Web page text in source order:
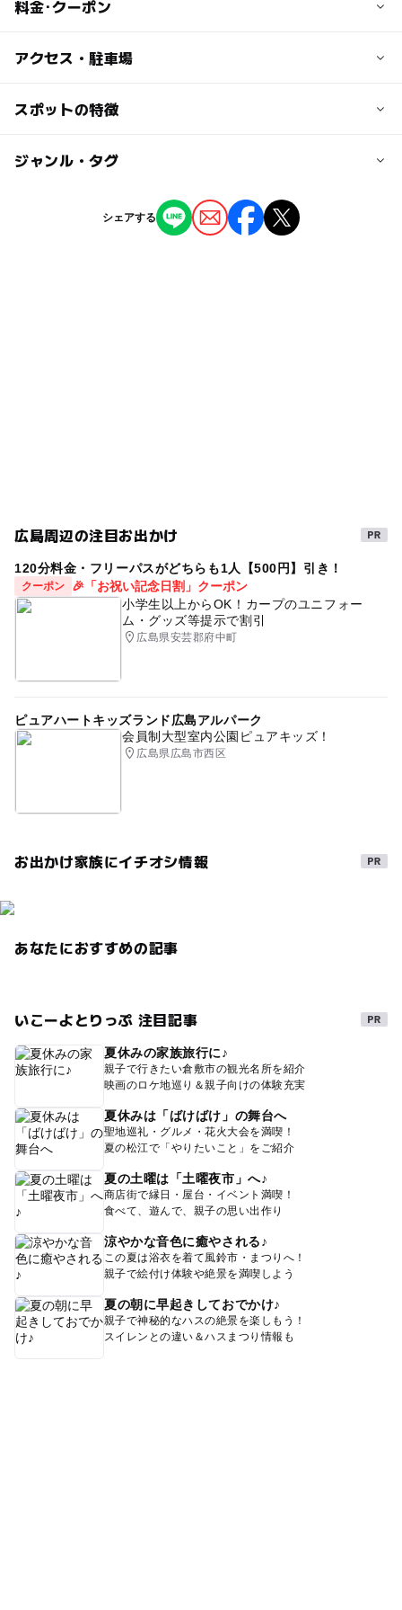
料金･クーポン
子供の料金
アクセス・駐車場
交通アクセス
JR天応駅から徒歩約15分。
スポットの特徴
駐車場あり ー
ー 託児所
ジャンル・タグ
シェアする
広島周辺の注目お出かけ
120分料金・フリーパスがどちらも1人【500円】引き！
クーポン
🎉「お祝い記念日割」クーポン
小学生以上からOK！カープのユニフォー
ム・グッズ等提示で割引
広島県安芸郡府中町
ピュアハートキッズランド広島アルパーク
会員制大型室内公園ピュアキッズ！
広島県広島市西区
お出かけ家族にイチオシ情報
あなたにおすすめの記事
いこーよとりっぷ 注目記事
夏休みの家族旅行に♪
親子で行きたい倉敷市の観光名所を紹介
映画のロケ地巡り＆親子向けの体験充実
夏休みは「ばけばけ」の舞台へ
聖地巡礼・グルメ・花火大会を満喫！
夏の松江で「やりたいこと」をご紹介
夏の土曜は「土曜夜市」へ♪
商店街で縁日・屋台・イベント満喫！
食べて、遊んで、親子の思い出作り
涼やかな音色に癒やされる♪
この夏は浴衣を着て風鈴市・まつりへ！
親子で絵付け体験や絶景を満喫しよう
夏の朝に早起きしておでかけ♪
親子で神秘的なハスの絶景を楽しもう！
スイレンとの違い＆ハスまつり情報も